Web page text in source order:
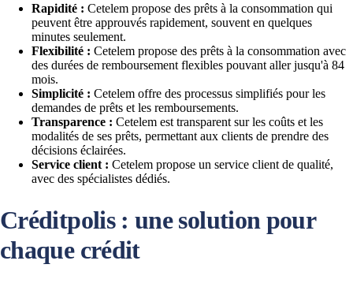
Rapidité : Cetelem propose des prêts à la consommation qui
peuvent être approuvés rapidement, souvent en quelques
minutes seulement.
Flexibilité : Cetelem propose des prêts à la consommation avec
des durées de remboursement flexibles pouvant aller jusqu'à 84
mois.
Simplicité : Cetelem offre des processus simplifiés pour les
demandes de prêts et les remboursements.
Transparence : Cetelem est transparent sur les coûts et les
modalités de ses prêts, permettant aux clients de prendre des
décisions éclairées.
Service client : Cetelem propose un service client de qualité,
avec des spécialistes dédiés.
Créditpolis : une solution pour
chaque crédit